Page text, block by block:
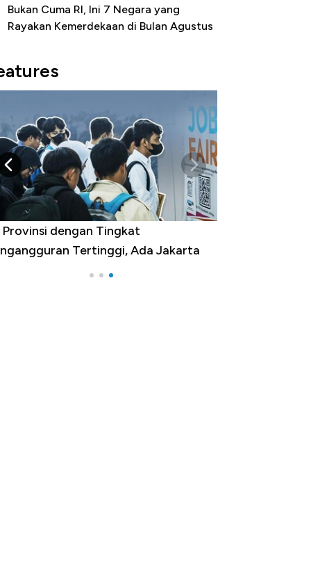
Bukan Cuma RI, Ini 7 Negara yang
Rayakan Kemerdekaan di Bulan Agustus
Provinsi dengan Tingkat
Tertinggi, Ada Jakarta